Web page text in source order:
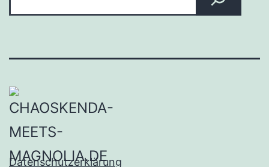
Datenschutzerklärung